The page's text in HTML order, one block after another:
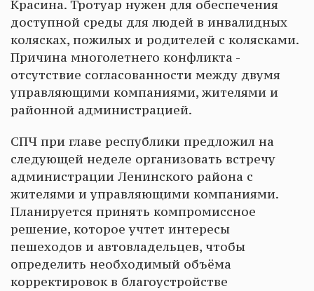
Красина. Тротуар нужен для обеспечения
доступной среды для людей в инвалидных
колясках, пожилых и родителей с колясками.
Причина многолетнего конфликта -
отсутствие согласованности между двумя
управляющими компаниями, жителями и
районной администрацией.
СПЧ при главе республики предложил на
следующей неделе организовать встречу
администрации Ленинского района с
жителями и управляющими компаниями.
Планируется принять компромиссное
решение, которое учтет интересы
пешеходов и автовладельцев, чтобы
определить необходимый объёма
корректировок в благоустройстве